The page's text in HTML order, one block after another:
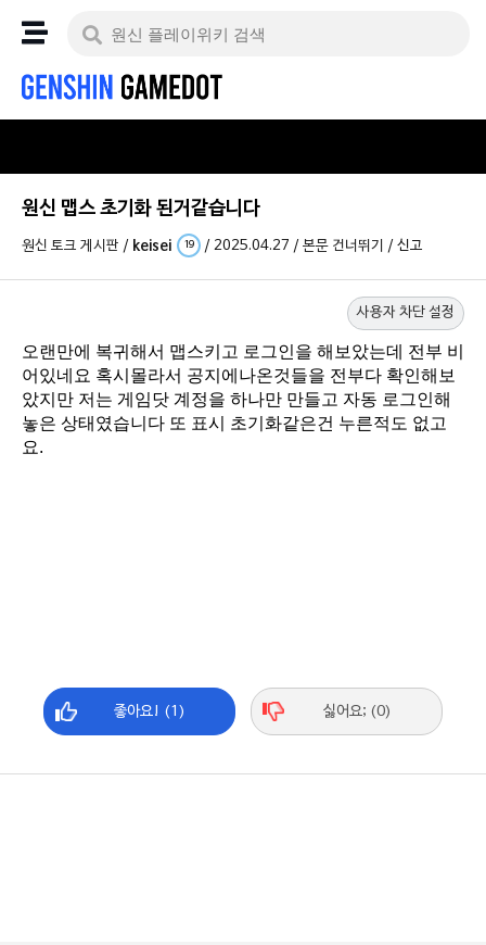
원신 맵스 초기화 된거같습니다
원신 토크 게시판 / keisei 19 / 2025.04.27 / 본문 건너뛰기 / 신고
사용자 차단 설정
오랜만에 복귀해서 맵스키고 로그인을 해보았는데 전부 비
어있네요 혹시몰라서 공지에나온것들을 전부다 확인해보
았지만 저는 게임닷 계정을 하나만 만들고 자동 로그인해
놓은 상태였습니다 또 표시 초기화같은건 누른적도 없고
요.
좋아요! (1) 싫어요; (0)